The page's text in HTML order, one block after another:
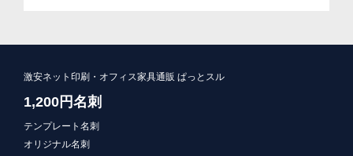
激安ネット印刷・オフィス家具通販 ぱっとスル
1,200円名刺
テンプレート名刺
オリジナル名刺